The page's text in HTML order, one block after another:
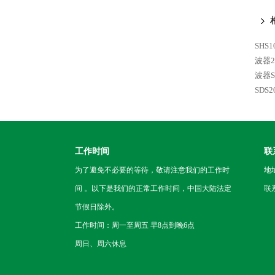
波器
波器
工作时间
为了避免不必要的等待，敬请注意我们的工作时
间 。以下是我们的正常工作时间，中国大陆法定
节假日除外。
工作时间：周一至周五 早8点到晚6点
周日、周六休息
联
地
联